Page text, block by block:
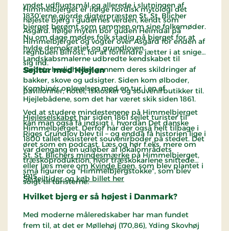
yndet udflugtsmål og allerede i slutningen af
1830’erne gjorde digterpræsten St. St. Blicher
bjerget berømt som rammen om sine folkemøder.
Nu om dage mødes folk stadig på bjerget for at
hylde demokratiet og grundloven.
Landskabsmalerne udbredte kendskabet til
stedets herligheder gennem deres skildringer af
bakker, skove og udsigter. Siden kom ølboder,
pavilionner, hotel, iskiosker og souvenirbutikker til.
Ved at studere mindestenene på Himmelbjerget
kan man også få indsigt i, hvordan Det danske
Riges Grundlov blev til – og endda få historien lige i
øret som en podcast. Læs og hør f.eks. mere om
St. St. Blichers mindesmærke på Himmelbjerget,
eller læs mere omKvinde Egen, som blev plantet i
1915.
Himmelbjerget er ifølge nordisk mytologi det
højeste bjerg i gudernes verden, kendt som
Asgård. Ifølge myten bor guden Heimdal på
Himmelbjerget og vogter over Asgård for enden af
regnbuen Bifrost, for at forhindre jætter i at snige
sig ind.
Sejltur med Hjejlen
Kombinér oplevelsen med en tur i en af
Hjejlebådene, som det har været skik siden 1861.
Hjejleselskabethar siden 1861 sejlet turister til
Himmelbjerget. Derfor har der også helt tilbage i
1800 tallet eksisteret souvenirboder på stedet. Det
var dengang en udløber af lokalområdets
træskoproduktion, hvor træskokarlene snittede
små figurer og "Himmelbjergstokke", som blev
solgt til turisterne.
Se sejltider og køb billet her
Hvilket bjerg er så højest i Danmark?
Med moderne måleredskaber har man fundet
frem til, at det er Møllehøj (170,86), Yding Skovhøj